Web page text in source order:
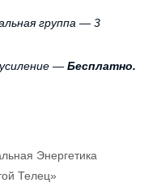
группа — 3
— Бесплатно.
Энергетика
Телец»